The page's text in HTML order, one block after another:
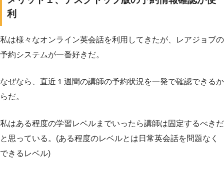
利
私は様々なオンライン英会話を利用してきたが、レアジョブの
予約システムが一番好きだ。
なぜなら、直近１週間の講師の予約状況を一発で確認できるか
らだ。
私はある程度の学習レベルまでいったら講師は固定するべきだ
と思っている。(ある程度のレベルとは日常英会話を問題なく
できるレベル)